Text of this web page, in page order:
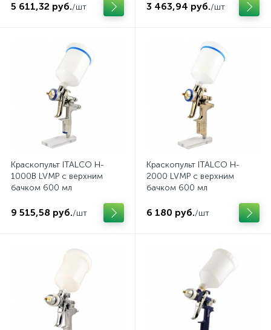
5 611,32 руб./шт 3 463,94 руб./шт
Краскопульт ITALCO H-
1000B LVMP с верхним
бачком 600 мл
9 515,58 руб./шт
Краскопульт ITALCO H-
2000 LVMP с верхним
бачком 600 мл
6 180 руб./шт